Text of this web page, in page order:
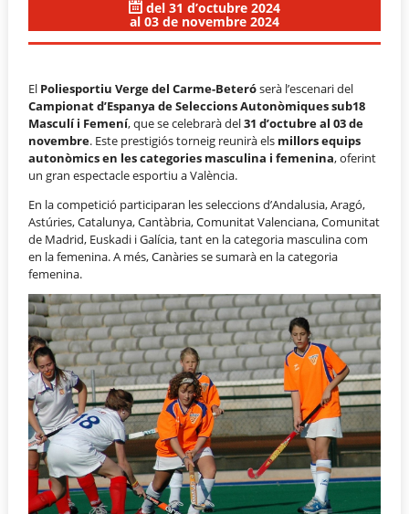
del 31 d’octubre 2024
al 03 de novembre 2024
El Poliesportiu Verge del Carme-Beteróserà l’escenari del
Campionat d’Espanya de Seleccions Autonòmiques sub18
Masculí i Femení, que se celebrarà del31 d’octubre al 03 de
novembre. Este prestigiós torneig reunirà els millors equips
autonòmics en les categories masculina i femenina, oferint
un gran espectacle esportiu a València.
En la competició participaran les seleccions d’Andalusia, Aragó,
Astúries, Catalunya, Cantàbria, Comunitat Valenciana, Comunitat
de Madrid, Euskadi i Galícia, tant en la categoria masculina com
en la femenina. A més, Canàries se sumarà en la categoria
femenina.